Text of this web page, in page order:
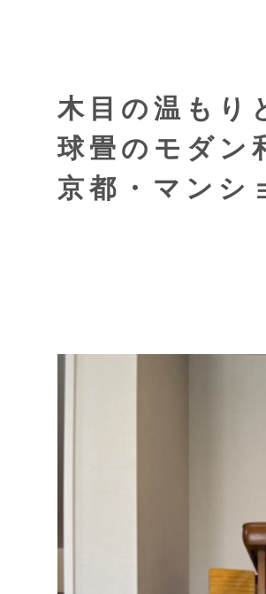
木目の温もり
球畳のモダン
京都・マンシ